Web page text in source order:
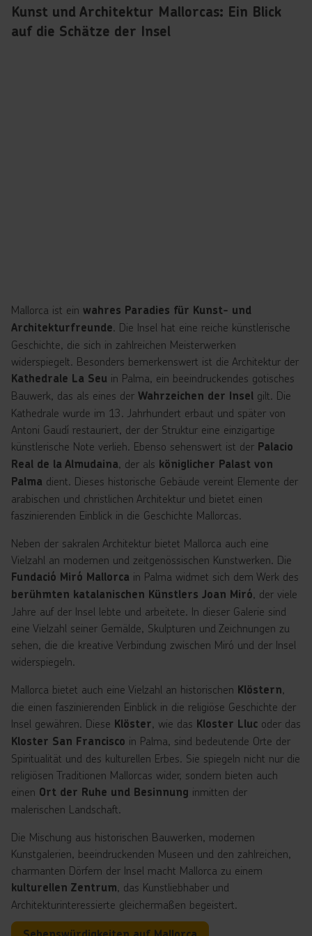
Kunst und Architektur Mallorcas: Ein Blick
auf die Schätze der Insel
Mallorca ist ein wahres Paradies für Kunst- und
Architekturfreunde. Die Insel hat eine reiche künstlerische
Geschichte, die sich in zahlreichen Meisterwerken
widerspiegelt. Besonders bemerkenswert ist die Architektur der
Kathedrale La Seu in Palma, ein beeindruckendes gotisches
Bauwerk, das als eines der Wahrzeichen der Insel gilt. Die
Kathedrale wurde im 13. Jahrhundert erbaut und später von
Antoni Gaudí restauriert, der der Struktur eine einzigartige
künstlerische Note verlieh. Ebenso sehenswert ist der Palacio
Real de la Almudaina, der als königlicher Palast von
Palma dient. Dieses historische Gebäude vereint Elemente der
arabischen und christlichen Architektur und bietet einen
faszinierenden Einblick in die Geschichte Mallorcas.
Neben der sakralen Architektur bietet Mallorca auch eine
Vielzahl an modernen und zeitgenössischen Kunstwerken. Die
Fundació Miró Mallorca in Palma widmet sich dem Werk des
berühmten katalanischen Künstlers Joan Miró, der viele
Jahre auf der Insel lebte und arbeitete. In dieser Galerie sind
eine Vielzahl seiner Gemälde, Skulpturen und Zeichnungen zu
sehen, die die kreative Verbindung zwischen Miró und der Insel
widerspiegeln.
Mallorca bietet auch eine Vielzahl an historischen Klöstern,
die einen faszinierenden Einblick in die religiöse Geschichte der
Insel gewähren. Diese Klöster, wie das Kloster Lluc oder das
Kloster San Francisco in Palma, sind bedeutende Orte der
Spiritualität und des kulturellen Erbes. Sie spiegeln nicht nur die
religiösen Traditionen Mallorcas wider, sondern bieten auch
einen Ort der Ruhe und Besinnung inmitten der
malerischen Landschaft.
Die Mischung aus historischen Bauwerken, modernen
Kunstgalerien, beeindruckenden Museen und den zahlreichen,
charmanten Dörfern der Insel macht Mallorca zu einem
kulturellen Zentrum, das Kunstliebhaber und
Architekturinteressierte gleichermaßen begeistert.